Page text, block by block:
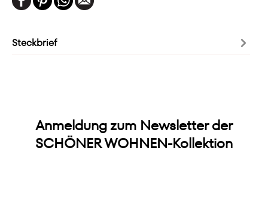
Steckbrief
Anmeldung zum Newsletter der
SCHÖNER WOHNEN-Kollektion